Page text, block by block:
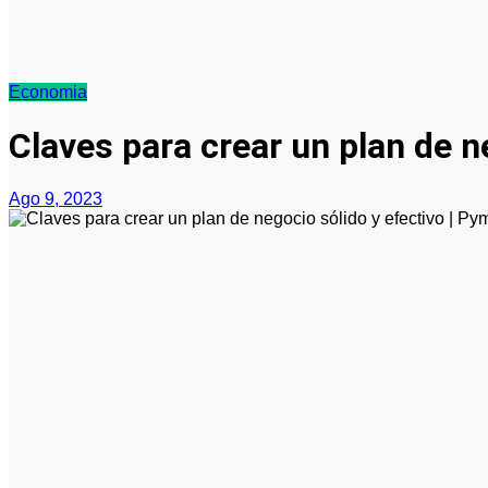
Economia
Claves para crear un plan de
Ago 9, 2023